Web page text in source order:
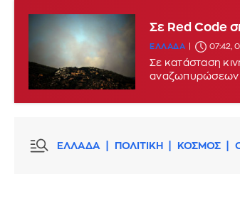
Σε Red Code
ΕΛΛΑΔΑ 07:42,
Σε κατάσταση
αναζωπυρώσεων
ΕΛΛΑΔΑ ΠΟΛΙΤΙΚΗ ΚΟΣΜΟΣ